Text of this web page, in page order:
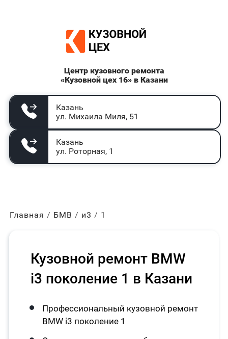
Центр кузовного ремонта
«Кузовной цех 16» в Казани
Казань
ул. Михаила Миля, 51
Казань
ул. Роторная, 1
Главная БМВ и3 1
Кузовной ремонт BMW
i3 поколение 1 в Казани
Профессиональный кузовной ремонт
BMW i3 поколение 1